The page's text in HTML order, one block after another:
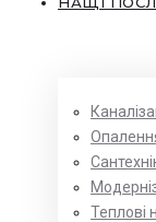
Теплові